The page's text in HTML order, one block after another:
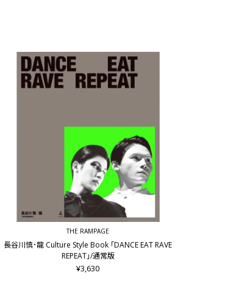
THE RAMPAGE
長谷川慎･龍 Culture Style Book ｢DANCE EAT RAVE
REPEAT｣/通常版
¥3,630